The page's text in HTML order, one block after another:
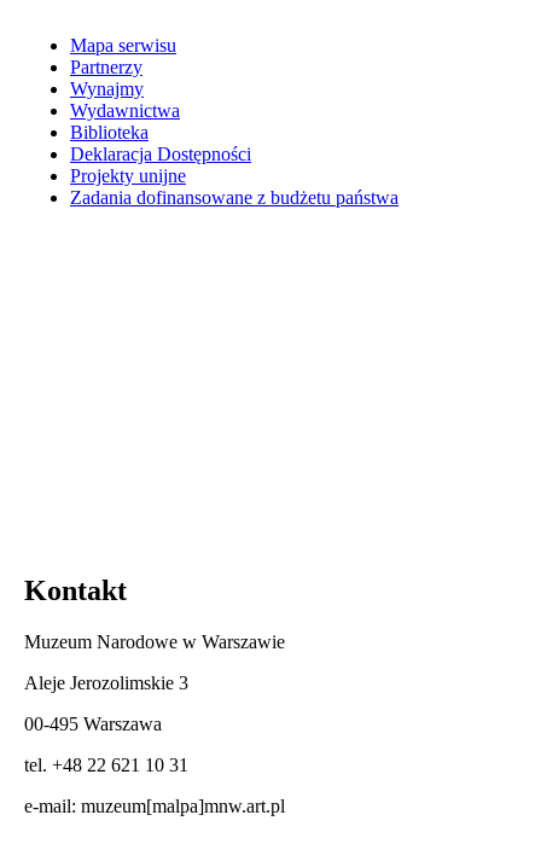
Mapa serwisu
Partnerzy
Wynajmy
Wydawnictwa
Biblioteka
Deklaracja Dostępności
Projekty unijne
Zadania dofinansowane z budżetu państwa
Kontakt
Muzeum Narodowe w Warszawie
Aleje Jerozolimskie 3
00-495 Warszawa
tel. +48 22 621 10 31
e-mail: muzeum[malpa]mnw.art.pl